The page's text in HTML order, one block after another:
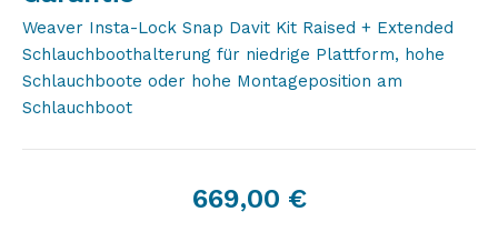
Weaver Insta-Lock Snap Davit Kit Raised + Extended
Schlauchboothalterung für niedrige Plattform, hohe
Schlauchboote oder hohe Montageposition am
Schlauchboot
669,00 €